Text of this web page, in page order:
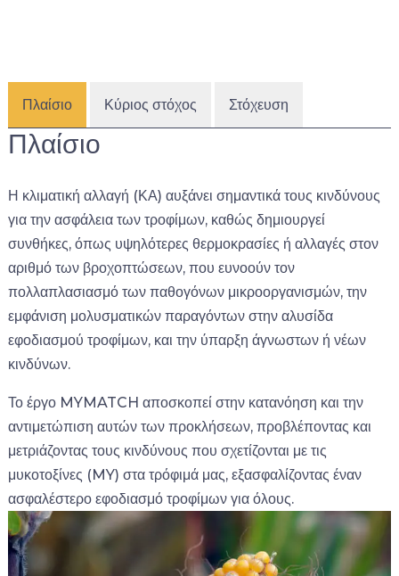
Πλαίσιο Κύριος στόχος Στόχευση
Πλαίσιο
Η κλιματική αλλαγή (ΚΑ) αυξάνει σημαντικά τους κινδύνους
για την ασφάλεια των τροφίμων, καθώς δημιουργεί
συνθήκες, όπως υψηλότερες θερμοκρασίες ή αλλαγές στον
αριθμό των βροχοπτώσεων, που ευνοούν τον
πολλαπλασιασμό των παθογόνων μικροοργανισμών, την
εμφάνιση μολυσματικών παραγόντων στην αλυσίδα
εφοδιασμού τροφίμων, και την ύπαρξη άγνωστων ή νέων
κινδύνων.
Το έργο MYMATCH αποσκοπεί στην κατανόηση και την
αντιμετώπιση αυτών των προκλήσεων, προβλέποντας και
μετριάζοντας τους κινδύνους που σχετίζονται με τις
μυκοτοξίνες (MY) στα τρόφιμά μας, εξασφαλίζοντας έναν
ασφαλέστερο εφοδιασμό τροφίμων για όλους.